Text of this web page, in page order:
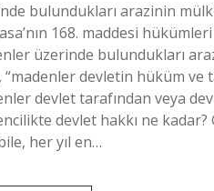
bulundukları arazinin
168. maddesi
üzerinde bulundukları
“madenler devletin hüküm ve
devlet tarafından veya
devlet hakkı ne
her yıl en…